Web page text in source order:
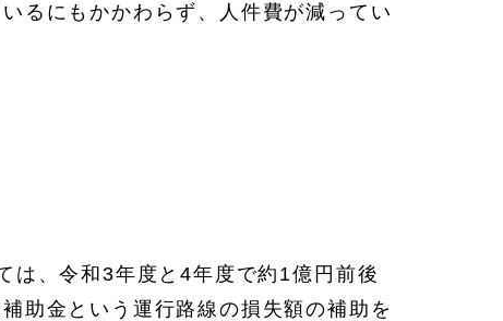
るにもかかわらず、人件費が減ってい
は、令和3年度と4年度で約1億円前後
助金という運行路線の損失額の補助を